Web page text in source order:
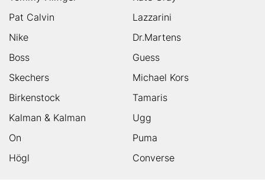
Pat Calvin
Lazzarini
Nike
Dr.Martens
Boss
Guess
Skechers
Michael Kors
Birkenstock
Tamaris
Kalman & Kalman
Ugg
On
Puma
Högl
Converse